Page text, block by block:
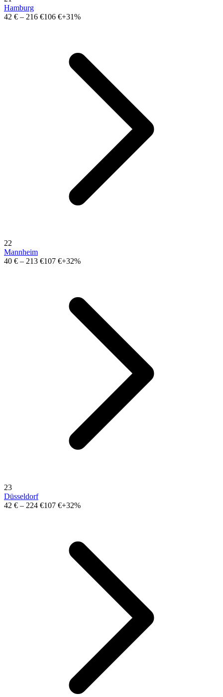
Hamburg
42 € – 216 €106 €+31%
22
Mannheim
40 € – 213 €107 €+32%
23
Düsseldorf
42 € – 224 €107 €+32%